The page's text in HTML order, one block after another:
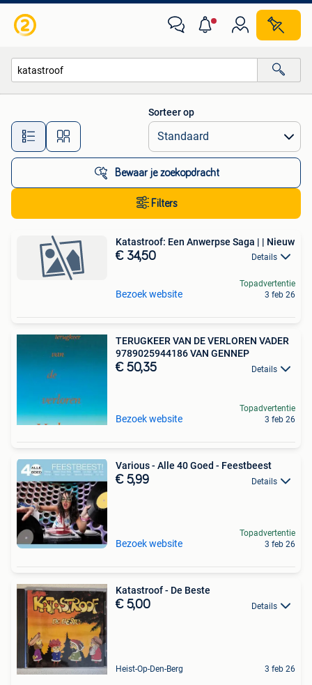
Alle afstanden…
Sorteer op
Bewaar je zoekopdracht
Filters
Katastroof: Een Anwerpse Saga | | Nieuw
€ 34,50 Details
Bezoek website
Topadvertentie
3 feb 26
TERUGKEER VAN DE VERLOREN VADER
9789025944186 VAN GENNEP
€ 50,35 Details
Bezoek website
Topadvertentie
3 feb 26
Various - Alle 40 Goed - Feestbeest
€ 5,99 Details
Bezoek website
Topadvertentie
3 feb 26
Katastroof - De Beste
€ 5,00 Details
Heist-Op-Den-Berg 3 feb 26